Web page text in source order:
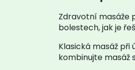
Zdravotní masáže
bolestech, jak je
Klasická masáž při
kombinujte masáž